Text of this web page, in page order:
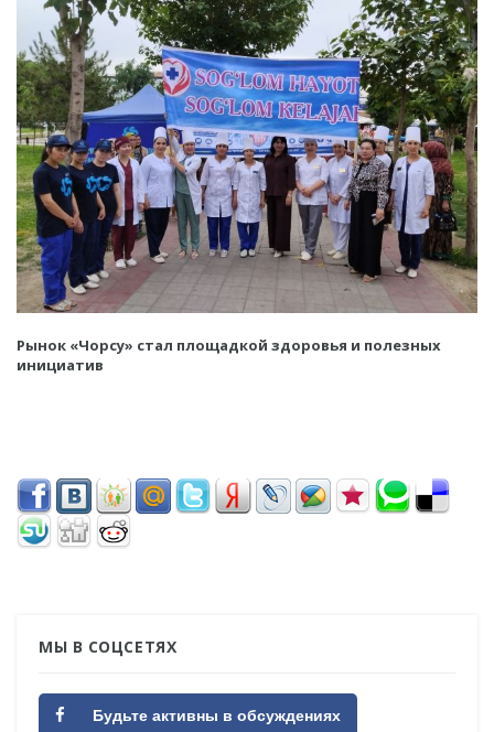
Рынок «Чорсу» стал площадкой здоровья и полезных
инициатив
МЫ В СОЦСЕТЯХ
Будьте активны в обсуждениях